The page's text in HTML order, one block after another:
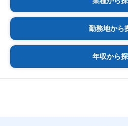
勤務地から
年収から